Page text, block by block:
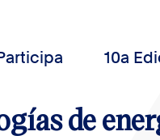
10a
de